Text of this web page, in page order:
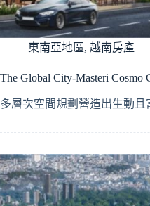
東南亞地區, 越南房產
The Global City-Masteri Cosmo
多層次空間規劃營造出生動